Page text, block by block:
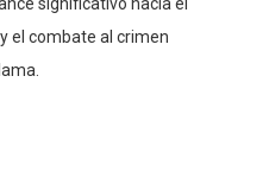
significativo hacia el
el combate al crimen